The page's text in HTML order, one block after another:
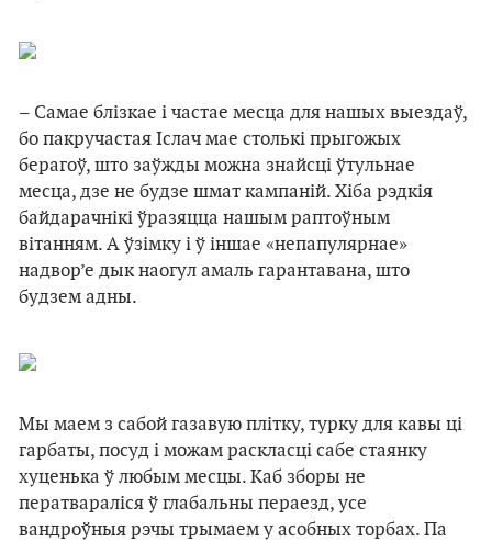
– Самае блізкае і частае месца для нашых выездаў,
бо пакручастая Іслач мае столькі прыгожых
берагоў, што заўжды можна знайсці ўтульнае
месца, дзе не будзе шмат кампаній. Хіба рэдкія
байдарачнікі ўразяцца нашым раптоўным
вітанням. А ўзімку і ў іншае «непапулярнае»
надвор’е дык наогул амаль гарантавана, што
будзем адны.
Мы маем з сабой газавую плітку, турку для кавы ці
гарбаты, посуд і можам раскласці сабе стаянку
хуценька ў любым месцы. Каб зборы не
ператвараліся ў глабальны пераезд, усе
вандроўныя рэчы трымаем у асобных торбах. Па